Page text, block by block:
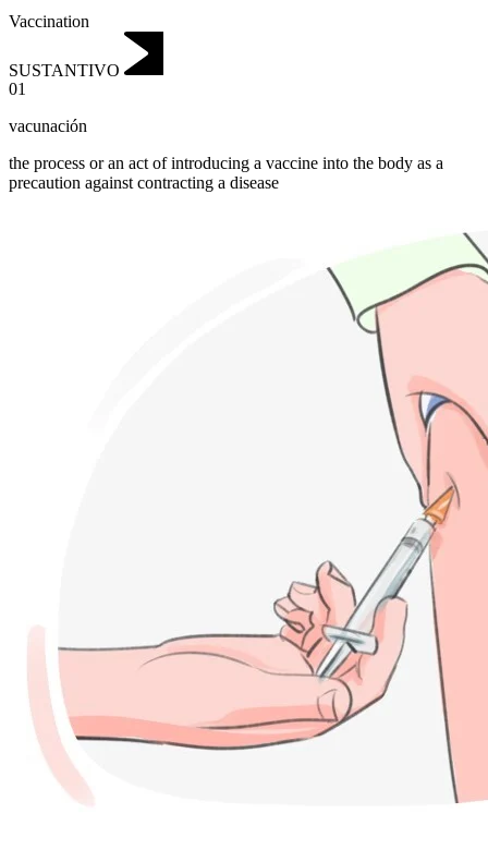
Vaccination
SUSTANTIVO
01
vacunación
the process or an act of introducing a vaccine into the body as a
precaution against contracting a disease